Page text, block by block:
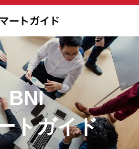
BNI
トガイド